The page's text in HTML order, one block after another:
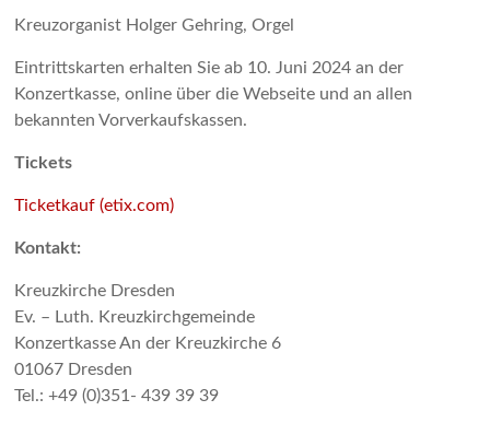
Kreuzorganist Holger Gehring, Orgel
Eintrittskarten erhalten Sie ab 10. Juni 2024 an der
Konzertkasse, online über die Webseite und an allen
bekannten Vorverkaufskassen.
Tickets
Ticketkauf (etix.com)
Kontakt:
Kreuzkirche Dresden
Ev. – Luth. Kreuzkirchgemeinde
Konzertkasse An der Kreuzkirche 6
01067 Dresden
Tel.: +49 (0)351- 439 39 39